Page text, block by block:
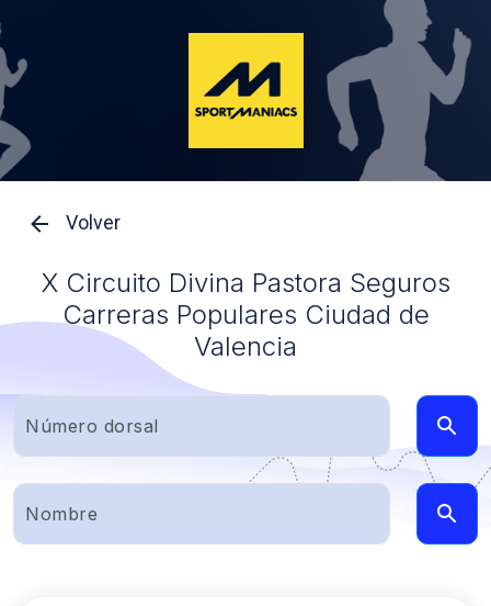
Volver
X Circuito Divina Pastora Seguros
Carreras Populares Ciudad de
Valencia